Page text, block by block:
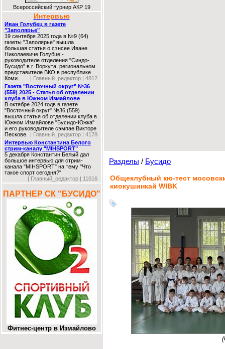
Всероссийский турнир АКР 19
Интервью
Иван Голубец в газете
"Заполярье"
19 сентября 2025 года в №9 (64)
газеты "Заполярье" вышла
большая статья о сэнсее Иване
Николаевиче Голубце -
руководителе отделения "Синдо-
Бусидо" в г. Воркута, региональном
представителе ВКО в республике
Коми.
| Главный_редактор | 4812
Газета "Восточный округ" №36
(559) 2025 - Статья об отделении
клуба в Южном Измайлове
В октябре 2024 годв в газете
"Восточный округ" №36 (559)
вышла статья об отделении клуба в
Южном Измайлове "Бусидо-Южка"
и его руководителе сэмпае Викторе
Пескове.
| Главный_редактор | 4178
Интервью Константина Белого
стрим-каналу "MIHSPORT"
5 декабря Константин Белый дал
большое интервью для стрим-
канала "MIHSPORT" на тему "Что
такое спорт сегодня?"
| Главный_редактор | 11016
ПАРТНЕР СК "БУСИДО"
Фитнес-центр в Измайлово
Разделы / Бусидо
Общеклубный кю-тест
киокушинкай WIBK